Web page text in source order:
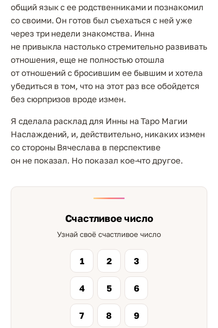
общий язык с ее родственниками и познакомил
со своими. Он готов был съехаться с ней уже
через три недели знакомства. Инна
не привыкла настолько стремительно развивать
отношения, еще не полностью отошла
от отношений с бросившим ее бывшим и хотела
убедиться в том, что на этот раз все обойдется
без сюрпризов вроде измен.
Я сделала расклад для Инны на Таро Магии
Наслаждений, и, действительно, никаких измен
со стороны Вячеслава в перспективе
он не показал. Но показал кое-что другое.
Счастливое число
Узнай своё счастливое число
1 2 3
4 5 6
7 8 9